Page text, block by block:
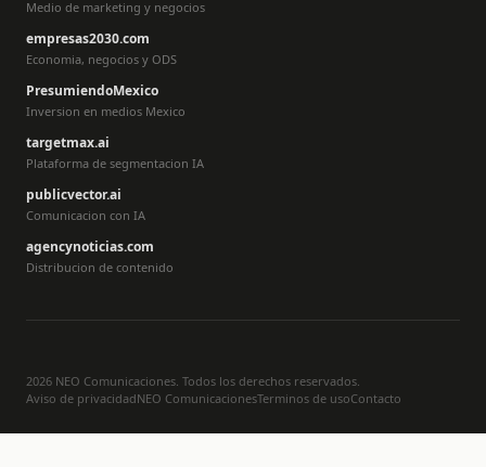
Medio de marketing y negocios
empresas2030.com
Economia, negocios y ODS
PresumiendoMexico
Inversion en medios Mexico
targetmax.ai
Plataforma de segmentacion IA
publicvector.ai
Comunicacion con IA
agencynoticias.com
Distribucion de contenido
2026 NEO Comunicaciones. Todos los derechos reservados.
Aviso de privacidadNEO ComunicacionesTerminos de usoContacto